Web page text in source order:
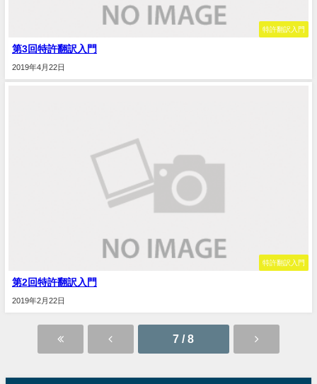
特許翻訳入門
第3回特許翻訳入門
2019年4月22日
特許翻訳入門
第2回特許翻訳入門
2019年2月22日
7 / 8